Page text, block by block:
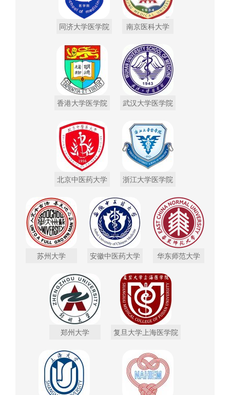
同济大学医学院 南京医科大学
香港大学医学院 武汉大学医学院
北京中医药大学 浙江大学医学院
苏州大学 安徽中医药大学 华东师范大学
郑州大学 复旦大学上海医学院